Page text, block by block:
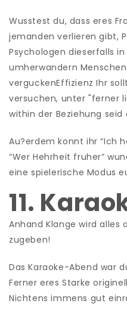
Wusstest du, dass eres
jemanden verlieren gibt,
Psychologen dieserfalls
umherwandern
verguckenEffizienz Ihr
versuchen, unter "ferner
within der Beziehung seid
Au?erdem konnt ihr “Ich
“Wer Hehrheit fruher”
eine spielerische Modus
11.
Anhand Klange wird alles
zugeben!
Das Karaoke-Abend war
Ferner eres Starke
Nichtens immens gut